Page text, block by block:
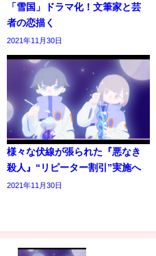
「雪国」ドラマ化！文筆家と芸
者の恋描く
2021年11月30日
様々な伏線が張られた『悪なき
殺人』“リピーター割引”実施へ
2021年11月30日